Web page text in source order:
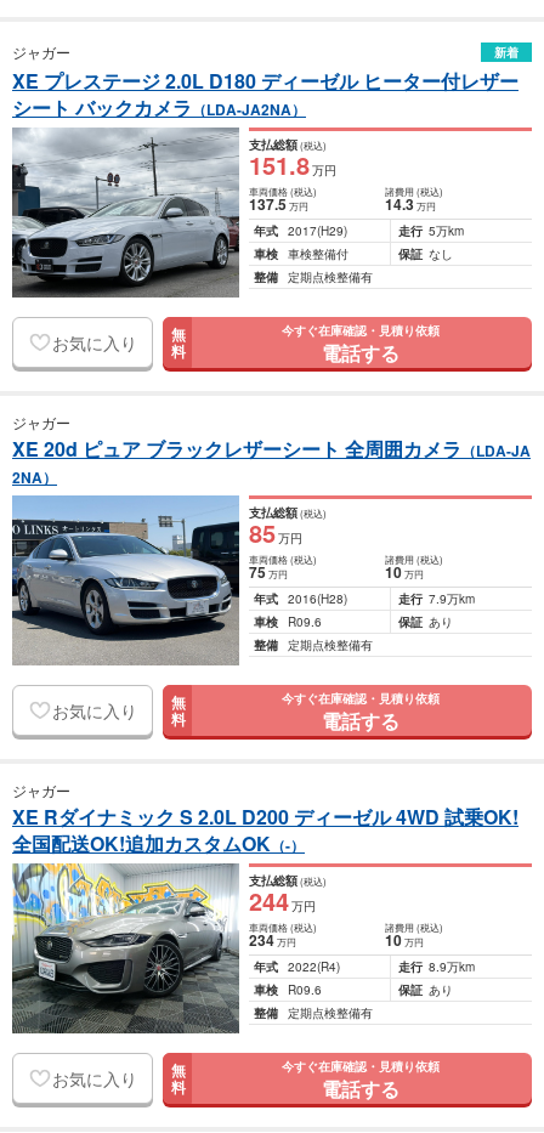
ジャガー 新着
XE プレステージ 2.0L D180 ディーゼル ヒーター付レザー
シート バックカメラ （LDA-JA2NA）
支払総額(税込)
151.8万円
車両価格(税込)
137.5万円
諸費用 (税込)
14.3 万円
年式 2017(H29) 走行 5万km
車検 車検整備付 保証 なし
整備 定期点検整備有
お気に入り 無
料
今すぐ在庫確認・見積り依頼
電話する
ジャガー
XE 20d ピュア ブラックレザーシート 全周囲カメラ （LDA-JA
2NA）
支払総額(税込)
85万円
車両価格(税込)
75万円
諸費用 (税込)
10 万円
年式 2016(H28) 走行 7.9万km
車検
R09.6 保証 あり
整備 定期点検整備有
お気に入り 無
料
今すぐ在庫確認・見積り依頼
電話する
ジャガー
XE Rダイナミック S 2.0L D200 ディーゼル 4WD 試乗OK!
全国配送OK!追加カスタムOK （-）
支払総額(税込)
244万円
車両価格(税込)
234万円
諸費用 (税込)
10 万円
年式 2022(R4) 走行 8.9万km
車検
R09.6 保証 あり
整備 定期点検整備有
お気に入り 無
料
今すぐ在庫確認・見積り依頼
電話する